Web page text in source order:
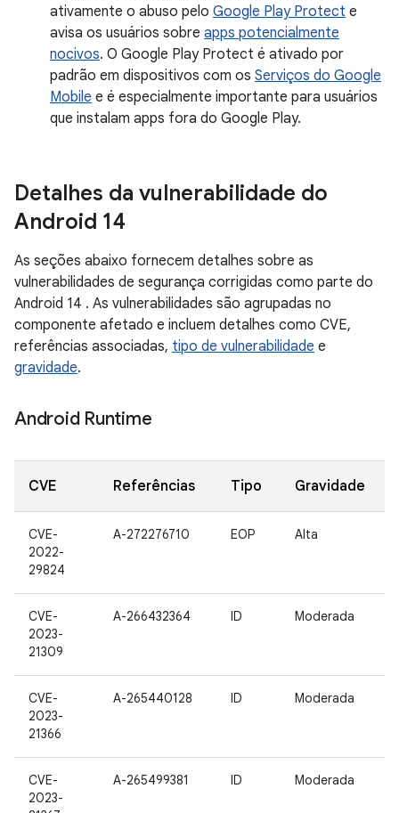
ativamente o abuso pelo Google Play Protect e
avisa os usuários sobre apps potencialmente
nocivos. O Google Play Protect é ativado por
padrão em dispositivos com os Serviços do Google
Mobile e é especialmente importante para usuários
que instalam apps fora do Google Play.
Detalhes da vulnerabilidade do
Android 14
As seções abaixo fornecem detalhes sobre as
vulnerabilidades de segurança corrigidas como parte do
Android 14 . As vulnerabilidades são agrupadas no
componente afetado e incluem detalhes como CVE,
referências associadas, tipo de vulnerabilidade e
gravidade.
Android Runtime
CVE Referências Tipo Gravidade
CVE-
2022-
29824
A-272276710 EOP Alta
CVE-
2023-
21309
A-266432364 ID Moderada
CVE-
2023-
21366
A-265440128 ID Moderada
CVE-
2023-
A-265499381 ID Moderada